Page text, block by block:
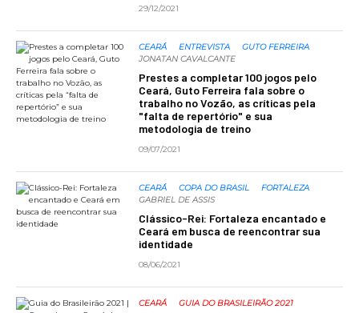
29/12/2021
CEARÁ ENTREVISTA
GUTO FERREIRA
JONATAN CAVALCANTE
Prestes a completar 100 jogos pelo
Ceará, Guto Ferreira fala sobre o
trabalho no Vozão, as críticas pela
"falta de repertório" e sua
metodologia de treino
09/07/2021
CEARÁ COPA DO BRASIL
FORTALEZA
GABRIEL DE ASSIS
Clássico-Rei: Fortaleza encantado e
Ceará em busca de reencontrar sua
identidade
08/06/2021
CEARÁ GUIA DO BRASILEIRÃO 2021